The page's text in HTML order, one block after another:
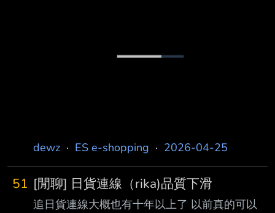
dewz · ES e-shopping · 2026-04-25
51 [閒聊] 日貨連線（rika)品質下滑
追日貨連線大概也有十年以上了 以前真的可以